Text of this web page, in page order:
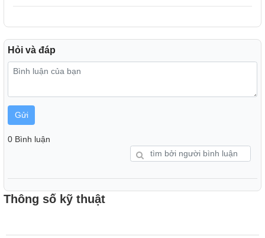
Hỏi và đáp
Gửi
0 Bình luận
Thông số kỹ thuật